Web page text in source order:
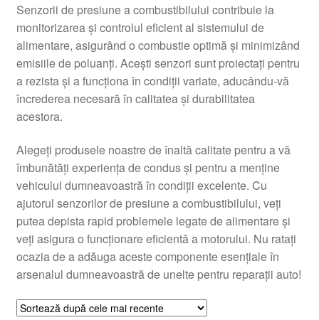
Plângere
Plățile
Politică de confidențialitate
Termeni si conditii
Senzorii de presiune a combustibilului contribuie la
monitorizarea și controlul eficient al sistemului de
alimentare, asigurând o combustie optimă și minimizând
emisiile de poluanți. Acești senzori sunt proiectați pentru
a rezista și a funcționa în condiții variate, aducându-vă
încrederea necesară în calitatea și durabilitatea
acestora.
Alegeți produsele noastre de înaltă calitate pentru a vă
îmbunătăți experiența de condus și pentru a menține
vehiculul dumneavoastră în condiții excelente. Cu
ajutorul senzorilor de presiune a combustibilului, veți
putea depista rapid problemele legate de alimentare și
veți asigura o funcționare eficientă a motorului. Nu ratați
ocazia de a adăuga aceste componente esențiale în
arsenalul dumneavoastră de unelte pentru reparații auto!